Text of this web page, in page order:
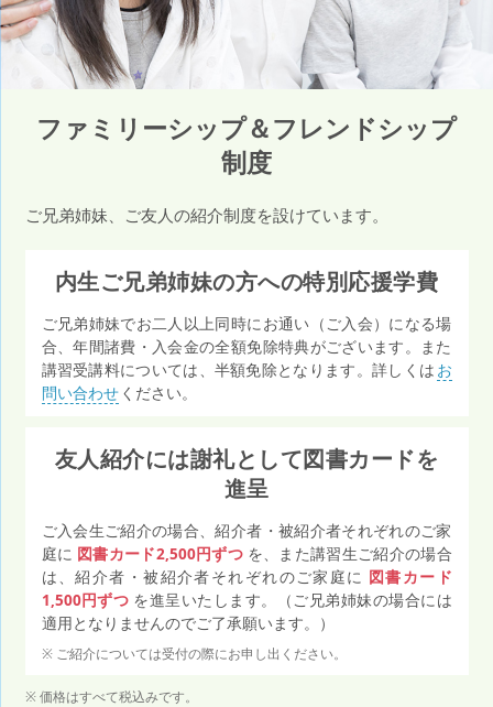
ファミリーシップ＆フレンドシップ
制度
ご兄弟姉妹、ご友人の紹介制度を設けています。
内生ご兄弟姉妹の方への特別応援学費
ご兄弟姉妹でお二人以上同時にお通い（ご入会）になる場
合、年間諸費・入会金の全額免除特典がございます。また
講習受講料については、半額免除となります。詳しくは お
問い合わせ ください。
友人紹介には謝礼として図書カードを
進呈
ご入会生ご紹介の場合、紹介者・被紹介者それぞれのご家
庭に 図書カード2,500円ずつ を、また講習生ご紹介の場合
は、紹介者・被紹介者それぞれのご家庭に 図書カード
1,500円ずつ を進呈いたします。（ご兄弟姉妹の場合には
適用となりませんのでご了承願います。）
ご紹介については受付の際にお申し出ください。
価格はすべて税込みです。